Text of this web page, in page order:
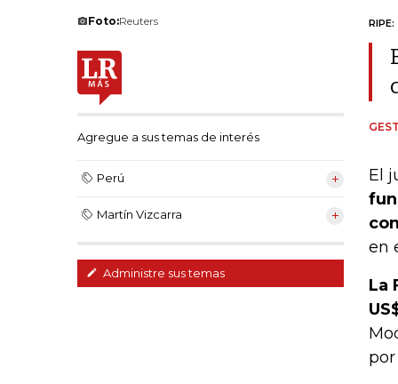
Foto:Reuters
Agregue a sus temas de interés
Perú
Martín Vizcarra
Administre sus temas
RIPE:
El
en
La